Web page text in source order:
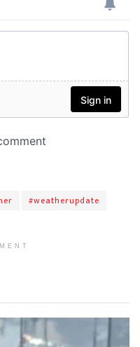
#weatherupdate